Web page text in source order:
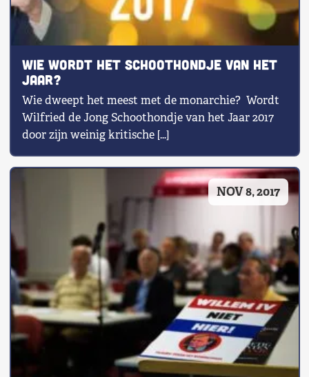
Wie wordt het Schoothondje van het
Jaar?
Wie dweept het meest met de monarchie? Wordt
Wilfried de Jong Schoothondje van het Jaar 2017
door zijn weinig kritische […]
NOV 8, 2017